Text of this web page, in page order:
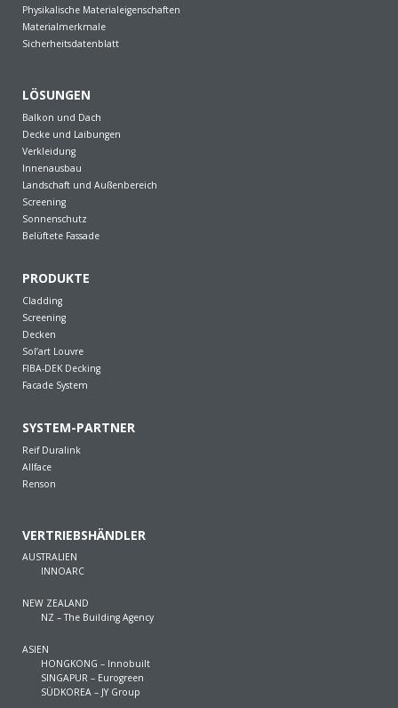
Physikalische Materialeigenschaften
Materialmerkmale
Sicherheitsdatenblatt
LÖSUNGEN
Balkon und Dach
Decke und Laibungen
Verkleidung
Innenausbau
Landschaft und Außenbereich
Screening
Sonnenschutz
Belüftete Fassade
PRODUKTE
Cladding
Screening
Decken
Sol’art Louvre
FIBA-DEK Decking
Facade System
SYSTEM-PARTNER
Reif Duralink
Allface
Renson
VERTRIEBSHÄNDLER
AUSTRALIEN
INNOARC
NEW ZEALAND
NZ – The Building Agency
ASIEN
HONGKONG – Innobuilt
SINGAPUR – Eurogreen
SÜDKOREA – JY Group